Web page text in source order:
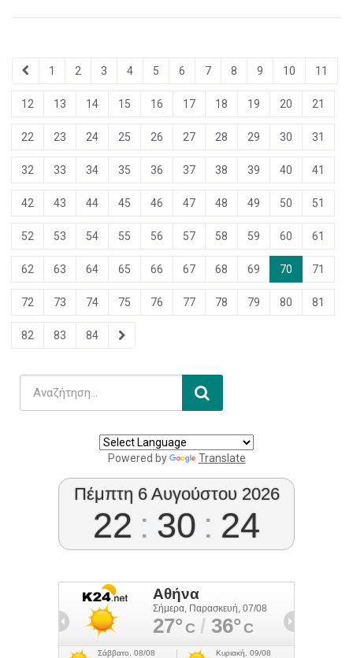
1 2 3 4 5 6 7 8 9 10 11
12 13 14 15 16 17 18 19 20 21
22 23 24 25 26 27 28 29 30 31
32 33 34 35 36 37 38 39 40 41
42 43 44 45 46 47 48 49 50 51
52 53 54 55 56 57 58 59 60 61
62 63 64 65 66 67 68 69 70 71
72 73 74 75 76 77 78 79 80 81
82 83 84
Powered by Translate
Πέμπτη 6 Αυγούστου 2026
22 : 30 : 25